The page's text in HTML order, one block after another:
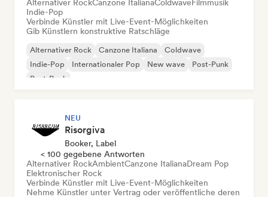
Alternativer RockCanzone ItalianaColdwaveFilmmusik
Indie-Pop
Verbinde Künstler mit Live-Event-Möglichkeiten
Gib Künstlern konstruktive Ratschläge
Alternativer Rock Canzone Italiana
Coldwave
Indie-Pop
Internationaler Pop New wave
Post-Punk
Post-Rock
NEU
Risorgiva
Booker, Label
< 100 gegebene Antworten
Alternativer RockAmbientCanzone ItalianaDream Pop
Elektronischer Rock
Verbinde Künstler mit Live-Event-Möglichkeiten
Nehme Künstler unter Vertrag oder veröffentliche deren